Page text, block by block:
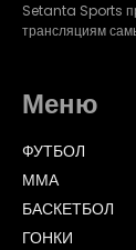
Setanta Sports
трансляциям
Меню
ФУТБОЛ
ММА
БАСКЕТБОЛ
ГОНКИ